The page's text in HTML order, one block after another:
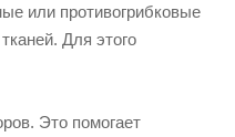
или противогрибковые
Для этого
Это помогает